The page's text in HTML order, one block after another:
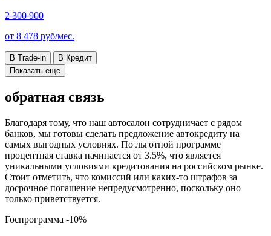
2 300 900
от 8 478 руб/мес.
В Trade-in
В Кредит
Показать еще
обратная связь
Благодаря тому, что наш автосалон сотрудничает с рядом
банков, мы готовы сделать предложение автокредиту на
самых выгодных условиях. По льготной программе
процентная ставка начинается от 3.5%, что является
уникальными условиями кредитования на российском рынке.
Стоит отметить, что комиссий или каких-то штрафов за
досрочное погашение непредусмотренно, поскольку оно
только приветствуется.
Госпрограмма -10%